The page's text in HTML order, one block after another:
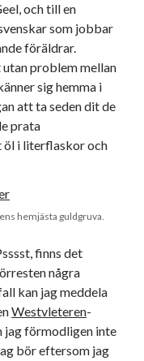
och till en
som jobbar
föräldrar.
problem mellan
sig hemma i
att ta seden dit de
prata
öl i literflaskor och
hemjästa guldgruva.
finns det
några
kan jag meddela
Westvleteren-
jag förmodligen inte
bör eftersom jag